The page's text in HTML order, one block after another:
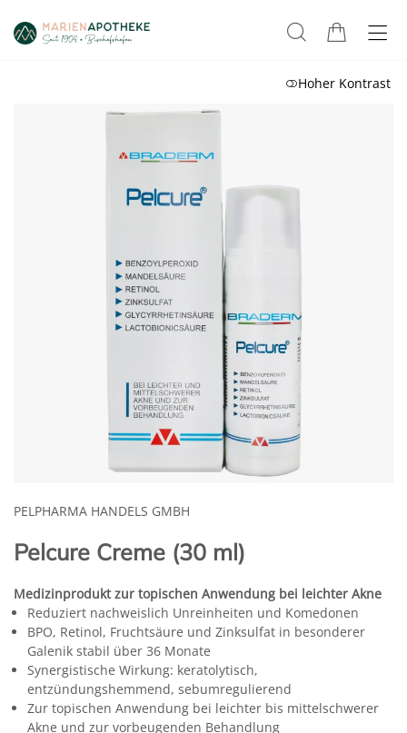
Hoher Kontrast
PELPHARMA HANDELS GMBH
Pelcure Creme (30 ml)
Medizinprodukt zur topischen Anwendung bei leichter Akne
Reduziert nachweislich Unreinheiten und Komedonen
BPO, Retinol, Fruchtsäure und Zinksulfat in besonderer
Galenik stabil über 36 Monate
Synergistische Wirkung: keratolytisch,
entzündungshemmend, sebumregulierend
Zur topischen Anwendung bei leichter bis mittelschwerer
Akne und zur vorbeugenden Behandlung